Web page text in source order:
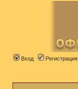
Вход Регистрация